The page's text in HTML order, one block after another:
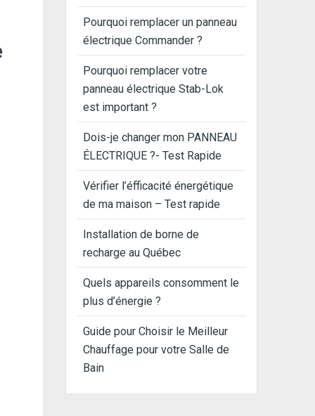
Pourquoi remplacer un panneau
électrique Commander ?
Pourquoi remplacer votre
panneau électrique Stab-Lok
est important ?
Dois-je changer mon PANNEAU
ÉLECTRIQUE ?- Test Rapide
Vérifier l’éfficacité énergétique
de ma maison – Test rapide
Installation de borne de
recharge au Québec
Quels appareils consomment le
plus d’énergie ?
Guide pour Choisir le Meilleur
Chauffage pour votre Salle de
Bain